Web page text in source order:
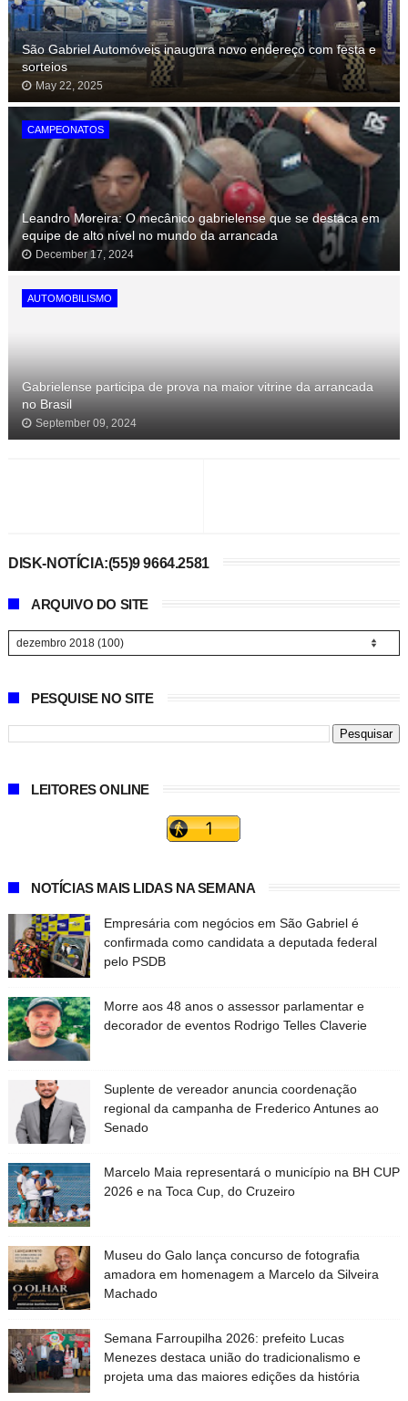
São Gabriel Automóveis inaugura novo endereço com festa e
sorteios
May 22, 2025
CAMPEONATOS
Leandro Moreira: O mecânico gabrielense que se destaca em
equipe de alto nível no mundo da arrancada
December 17, 2024
AUTOMOBILISMO
Gabrielense participa de prova na maior vitrine da arrancada
no Brasil
September 09, 2024
DISK-NOTÍCIA:(55)9 9664.2581
ARQUIVO DO SITE
PESQUISE NO SITE
LEITORES ONLINE
NOTÍCIAS MAIS LIDAS NA SEMANA
Empresária com negócios em São Gabriel é
confirmada como candidata a deputada federal
pelo PSDB
Morre aos 48 anos o assessor parlamentar e
decorador de eventos Rodrigo Telles Claverie
Suplente de vereador anuncia coordenação
regional da campanha de Frederico Antunes ao
Senado
Marcelo Maia representará o município na BH CUP
2026 e na Toca Cup, do Cruzeiro
Museu do Galo lança concurso de fotografia
amadora em homenagem a Marcelo da Silveira
Machado
Semana Farroupilha 2026: prefeito Lucas
Menezes destaca união do tradicionalismo e
projeta uma das maiores edições da história